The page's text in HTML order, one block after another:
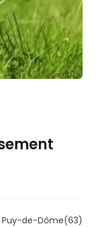
Puy-de-Dôme(63)